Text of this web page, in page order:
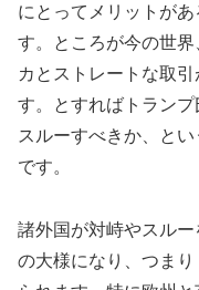
にとってメリットが
す。ところが今の世
カとストレートな取
す。とすればトラン
スルーすべきか、と
です。
諸外国が対峙やスル
の大様になり、つま